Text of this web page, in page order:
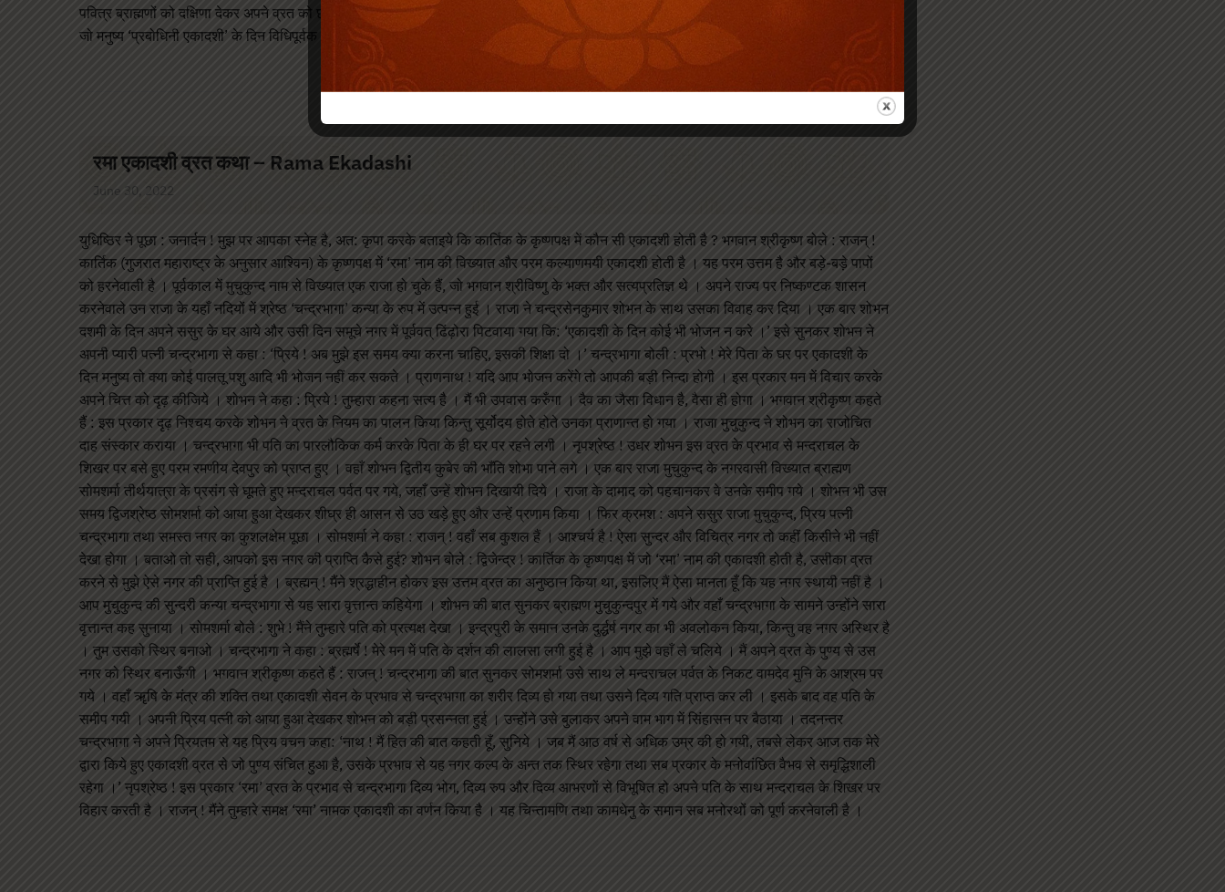
पवित्र ब्राह्मणों को दक्षिणा देकर अपने व्रत को छोड़ना चाहिए । जो मनुष्य चातुर्मास्य व्रत में किसी वस्तु को त्याग देते हैं, उन्हें इस दिन से पुनः ग्रहण करनी चाहिए ।
जो मनुष्य ‘प्रबोधिनी एकादशी’ के दिन विधिपूर्वक व्रत करते हैं, उन्हें अनन्त सुख मिलता है और अंत में स्वर्ग को जाते हैं ।
रमा एकादशी व्रत कथा – Rama Ekadashi
June 30, 2022
युधिष्ठिर ने पूछा : जनार्दन ! मुझ पर आपका स्नेह है, अत: कृपा करके बताइये कि कार्तिक के कृष्णपक्ष में कौन सी एकादशी होती है ? भगवान श्रीकृष्ण बोले : राजन् !
कार्तिक (गुजरात महाराष्ट्र के अनुसार आश्विन) के कृष्णपक्ष में ‘रमा’ नाम की विख्यात और परम कल्याणमयी एकादशी होती है । यह परम उत्तम है और बड़े-बड़े पापों
को हरनेवाली है । पूर्वकाल में मुचुकुन्द नाम से विख्यात एक राजा हो चुके हैं, जो भगवान श्रीविष्णु के भक्त और सत्यप्रतिज्ञ थे । अपने राज्य पर निष्कण्टक शासन
करनेवाले उन राजा के यहाँ नदियों में श्रेष्ठ ‘चन्द्रभागा’ कन्या के रुप में उत्पन्न हुई । राजा ने चन्द्रसेनकुमार शोभन के साथ उसका विवाह कर दिया । एक बार शोभन
दशमी के दिन अपने ससुर के घर आये और उसी दिन समूचे नगर में पूर्ववत् ढिंढ़ोरा पिटवाया गया कि: ‘एकादशी के दिन कोई भी भोजन न करे ।’ इसे सुनकर शोभन ने
अपनी प्यारी पत्नी चन्द्रभागा से कहा : ‘प्रिये ! अब मुझे इस समय क्या करना चाहिए, इसकी शिक्षा दो ।’ चन्द्रभागा बोली : प्रभो ! मेरे पिता के घर पर एकादशी के
दिन मनुष्य तो क्या कोई पालतू पशु आदि भी भोजन नहीं कर सकते । प्राणनाथ ! यदि आप भोजन करेंगे तो आपकी बड़ी निन्दा होगी । इस प्रकार मन में विचार करके
अपने चित्त को दृढ़ कीजिये । शोभन ने कहा : प्रिये ! तुम्हारा कहना सत्य है । मैं भी उपवास करुँगा । दैव का जैसा विधान है, वैसा ही होगा । भगवान श्रीकृष्ण कहते
हैं : इस प्रकार दृढ़ निश्चय करके शोभन ने व्रत के नियम का पालन किया किन्तु सूर्योदय होते होते उनका प्राणान्त हो गया । राजा मुचुकुन्द ने शोभन का राजोचित
दाह संस्कार कराया । चन्द्रभागा भी पति का पारलौकिक कर्म करके पिता के ही घर पर रहने लगी । नृपश्रेष्ठ ! उधर शोभन इस व्रत के प्रभाव से मन्दराचल के
शिखर पर बसे हुए परम रमणीय देवपुर को प्राप्त हुए । वहाँ शोभन द्वितीय कुबेर की भाँति शोभा पाने लगे । एक बार राजा मुचुकुन्द के नगरवासी विख्यात ब्राह्मण
सोमशर्मा तीर्थयात्रा के प्रसंग से घूमते हुए मन्दराचल पर्वत पर गये, जहाँ उन्हें शोभन दिखायी दिये । राजा के दामाद को पहचानकर वे उनके समीप गये । शोभन भी उस
समय द्विजश्रेष्ठ सोमशर्मा को आया हुआ देखकर शीघ्र ही आसन से उठ खड़े हुए और उन्हें प्रणाम किया । फिर क्रमश : अपने ससुर राजा मुचुकुन्द, प्रिय पत्नी
चन्द्रभागा तथा समस्त नगर का कुशलक्षेम पूछा । सोमशर्मा ने कहा : राजन् ! वहाँ सब कुशल हैं । आश्चर्य है ! ऐसा सुन्दर और विचित्र नगर तो कहीं किसीने भी नहीं
देखा होगा । बताओ तो सही, आपको इस नगर की प्राप्ति कैसे हुई? शोभन बोले : द्विजेन्द्र ! कार्तिक के कृष्णपक्ष में जो ‘रमा’ नाम की एकादशी होती है, उसीका व्रत
करने से मुझे ऐसे नगर की प्राप्ति हुई है । ब्रह्मन् ! मैंने श्रद्धाहीन होकर इस उत्तम व्रत का अनुष्ठान किया था, इसलिए मैं ऐसा मानता हूँ कि यह नगर स्थायी नहीं है ।
आप मुचुकुन्द की सुन्दरी कन्या चन्द्रभागा से यह सारा वृत्तान्त कहियेगा । शोभन की बात सुनकर ब्राह्मण मुचुकुन्दपुर में गये और वहाँ चन्द्रभागा के सामने उन्होंने सारा
वृत्तान्त कह सुनाया । सोमशर्मा बोले : शुभे ! मैंने तुम्हारे पति को प्रत्यक्ष देखा । इन्द्रपुरी के समान उनके दुर्द्धर्ष नगर का भी अवलोकन किया, किन्तु वह नगर अस्थिर है
। तुम उसको स्थिर बनाओ । चन्द्रभागा ने कहा : ब्रह्मर्षे ! मेरे मन में पति के दर्शन की लालसा लगी हुई है । आप मुझे वहाँ ले चलिये । मैं अपने व्रत के पुण्य से उस
नगर को स्थिर बनाऊँगी । भगवान श्रीकृष्ण कहते हैं : राजन् ! चन्द्रभागा की बात सुनकर सोमशर्मा उसे साथ ले मन्दराचल पर्वत के निकट वामदेव मुनि के आश्रम पर
गये । वहाँ ॠषि के मंत्र की शक्ति तथा एकादशी सेवन के प्रभाव से चन्द्रभागा का शरीर दिव्य हो गया तथा उसने दिव्य गति प्राप्त कर ली । इसके बाद वह पति के
समीप गयी । अपनी प्रिय पत्नी को आया हुआ देखकर शोभन को बड़ी प्रसन्नता हुई । उन्होंने उसे बुलाकर अपने वाम भाग में सिंहासन पर बैठाया । तदनन्तर
चन्द्रभागा ने अपने प्रियतम से यह प्रिय वचन कहा: ‘नाथ ! मैं हित की बात कहती हूँ, सुनिये । जब मैं आठ वर्ष से अधिक उम्र की हो गयी, तबसे लेकर आज तक मेरे
द्वारा किये हुए एकादशी व्रत से जो पुण्य संचित हुआ है, उसके प्रभाव से यह नगर कल्प के अन्त तक स्थिर रहेगा तथा सब प्रकार के मनोवांछित वैभव से समृद्धिशाली
रहेगा ।’ नृपश्रेष्ठ ! इस प्रकार ‘रमा’ व्रत के प्रभाव से चन्द्रभागा दिव्य भोग, दिव्य रुप और दिव्य आभरणों से विभूषित हो अपने पति के साथ मन्दराचल के शिखर पर
विहार करती है । राजन् ! मैंने तुम्हारे समक्ष ‘रमा’ नामक एकादशी का वर्णन किया है । यह चिन्तामणि तथा कामधेनु के समान सब मनोरथों को पूर्ण करनेवाली है ।